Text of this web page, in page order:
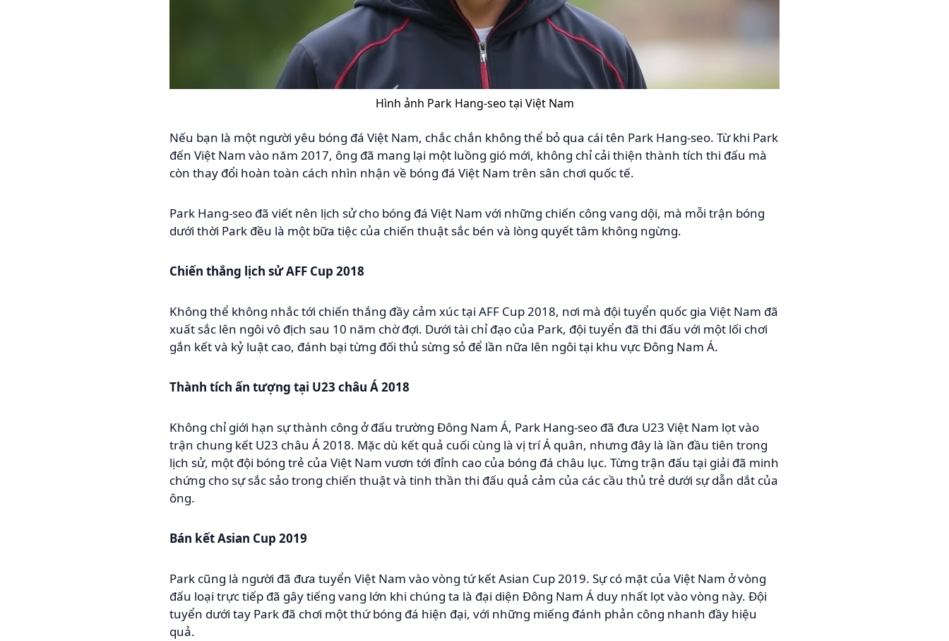
Hình ảnh Park Hang-seo tại Việt Nam
Nếu bạn là một người yêu bóng đá Việt Nam, chắc chắn không thể bỏ qua cái tên Park Hang-seo. Từ khi Park
đến Việt Nam vào năm 2017, ông đã mang lại một luồng gió mới, không chỉ cải thiện thành tích thi đấu mà
còn thay đổi hoàn toàn cách nhìn nhận về bóng đá Việt Nam trên sân chơi quốc tế.
Park Hang-seo đã viết nên lịch sử cho bóng đá Việt Nam với những chiến công vang dội, mà mỗi trận bóng
dưới thời Park đều là một bữa tiệc của chiến thuật sắc bén và lòng quyết tâm không ngừng.
Chiến thắng lịch sử AFF Cup 2018
Không thể không nhắc tới chiến thắng đầy cảm xúc tại AFF Cup 2018, nơi mà đội tuyển quốc gia Việt Nam đã
xuất sắc lên ngôi vô địch sau 10 năm chờ đợi. Dưới tài chỉ đạo của Park, đội tuyển đã thi đấu với một lối chơi
gắn kết và kỷ luật cao, đánh bại từng đối thủ sừng sỏ để lần nữa lên ngôi tại khu vực Đông Nam Á.
Thành tích ấn tượng tại U23 châu Á 2018
Không chỉ giới hạn sự thành công ở đấu trường Đông Nam Á, Park Hang-seo đã đưa U23 Việt Nam lọt vào
trận chung kết U23 châu Á 2018. Mặc dù kết quả cuối cùng là vị trí Á quân, nhưng đây là lần đầu tiên trong
lịch sử, một đội bóng trẻ của Việt Nam vươn tới đỉnh cao của bóng đá châu lục. Từng trận đấu tại giải đã minh
chứng cho sự sắc sảo trong chiến thuật và tinh thần thi đấu quả cảm của các cầu thủ trẻ dưới sự dẫn dắt của
ông.
Bán kết Asian Cup 2019
Park cũng là người đã đưa tuyển Việt Nam vào vòng tứ kết Asian Cup 2019. Sự có mặt của Việt Nam ở vòng
đấu loại trực tiếp đã gây tiếng vang lớn khi chúng ta là đại diện Đông Nam Á duy nhất lọt vào vòng này. Đội
tuyển dưới tay Park đã chơi một thứ bóng đá hiện đại, với những miếng đánh phản công nhanh đầy hiệu
quả.